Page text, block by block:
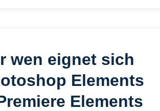
wen eignet sich
Elements
Elements